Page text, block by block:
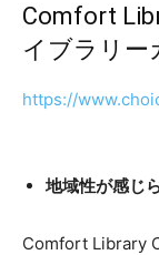
Comfort
イブラリー
https://
地域性が感じ
Comfort Library